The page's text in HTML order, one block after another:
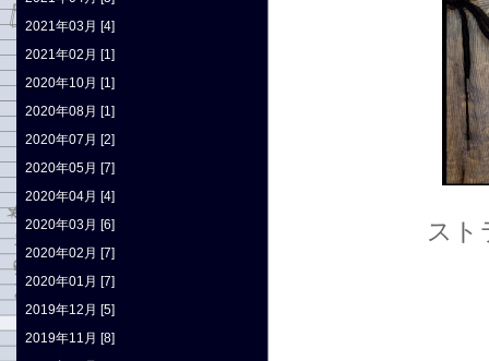
スト
2021年03月 [4]
2021年02月 [1]
2020年10月 [1]
2020年08月 [1]
2020年07月 [2]
2020年05月 [7]
2020年04月 [4]
2020年03月 [6]
2020年02月 [7]
2020年01月 [7]
2019年12月 [5]
2019年11月 [8]